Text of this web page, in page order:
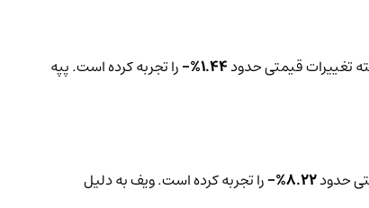
1.44%-
را تجربه کرده است. پپه
8.22%-
را تجربه کرده است. ویف به دلیل